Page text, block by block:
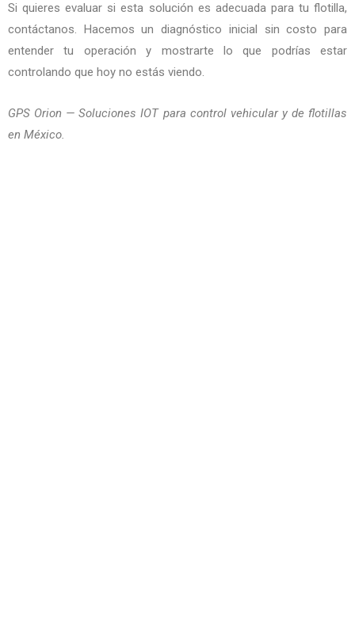
Si quieres evaluar si esta solución es adecuada para tu flotilla,
contáctanos. Hacemos un diagnóstico inicial sin costo para
entender tu operación y mostrarte lo que podrías estar
controlando que hoy no estás viendo.
GPS Orion — Soluciones IOT para control vehicular y de flotillas
en México.